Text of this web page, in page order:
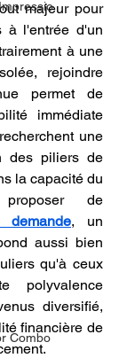
Combo
majeur pour
à l'entrée d'un
à une
rejoindre
permet de
immédiate
une
des piliers de
la capacité du
de
, un
aussi bien
qu'à ceux
polyvalence
diversifié,
financière de